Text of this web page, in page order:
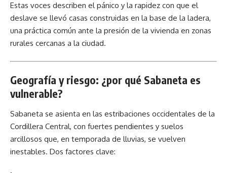
Estas voces describen el pánico y la rapidez con que el
deslave se llevó casas construidas en la base de la ladera,
una práctica común ante la presión de la vivienda en zonas
rurales cercanas a la ciudad.
Geografía y riesgo: ¿por qué Sabaneta es
vulnerable?
Sabaneta se asienta en las estribaciones occidentales de la
Cordillera Central, con fuertes pendientes y suelos
arcillosos que, en temporada de lluvias, se vuelven
inestables. Dos factores clave: